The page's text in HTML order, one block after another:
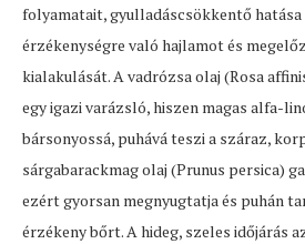
folyamatait, gyulladáscsökkentő
érzékenységre való hajlamot és
kialakulását. A vadrózsa olaj (Rosa
egy igazi varázsló, hiszen magas alfa-
bársonyossá, puhává teszi a száraz,
sárgabarackmag olaj (Prunus persica)
ezért gyorsan megnyugtatja és puhán
érzékeny bőrt. A hideg, szeles időjárás